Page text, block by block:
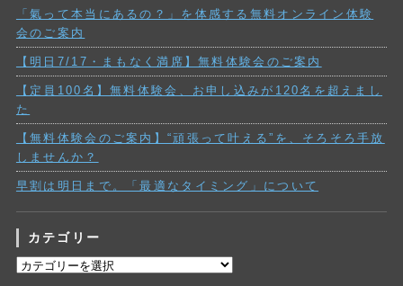
「氣って本当にあるの？」を体感する無料オンライン体験
会のご案内
【明日7/17・まもなく満席】無料体験会のご案内
【定員100名】無料体験会、お申し込みが120名を超えまし
た
【無料体験会のご案内】“頑張って叶える”を、そろそろ手放
しませんか？
早割は明日まで。「最適なタイミング」について
カテゴリー
カ